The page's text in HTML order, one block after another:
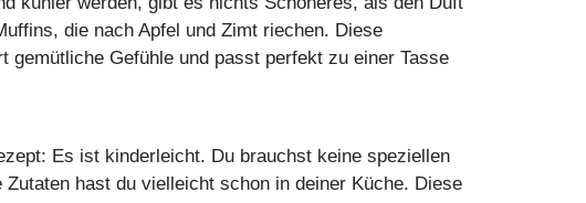
die nach Apfel und Zimt riechen. Diese
gemütliche Gefühle und passt perfekt zu einer Tasse
Es ist kinderleicht. Du brauchst keine speziellen
Zutaten hast du vielleicht schon in deiner Küche. Diese